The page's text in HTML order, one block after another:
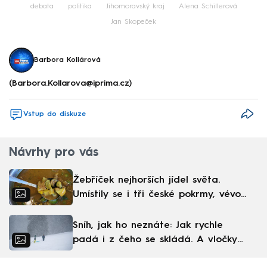
debata politika Jihomoravský kraj Alena Schillerová
Jan Skopeček
Barbora Kollárová
(Barbora.Kollarova@iprima.cz)
Vstup do diskuze
Návrhy pro vás
Žebříček nejhorších jídel světa.
Umístily se i tři české pokrmy, vévodí
Sníh, jak ho neznáte: Jak rychle
padá i z čeho se skládá. A vločky